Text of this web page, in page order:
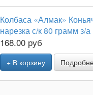
Колбаса «Алмак»
нарезка с/к 80 грамм з/а
168.00 руб
+ В корзину